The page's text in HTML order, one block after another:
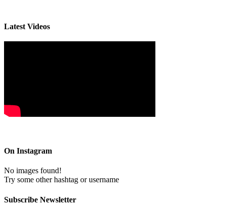
Latest Videos
On Instagram
No images found!
Try some other hashtag or username
Subscribe Newsletter